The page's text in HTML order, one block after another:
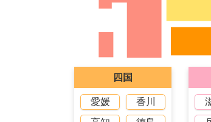
四国
愛媛
香川